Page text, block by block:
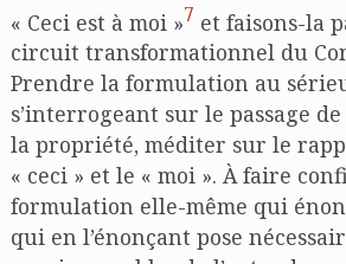
« Ceci est à moi »7 et faisons-la
circuit transformationnel du
Prendre la formulation au
s’interrogeant sur le passage de
la propriété, méditer sur le
« ceci » et le « moi ». À faire
formulation elle-même qui
qui en l’énonçant pose